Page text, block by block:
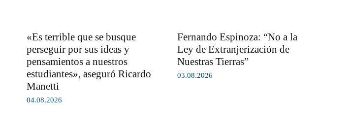
«Es terrible que se busque
perseguir por sus ideas y
pensamientos a nuestros
estudiantes», aseguró Ricardo
Manetti
04.08.2026
Fernando Espinoza: “No a la
Ley de Extranjerización de
Nuestras Tierras”
03.08.2026